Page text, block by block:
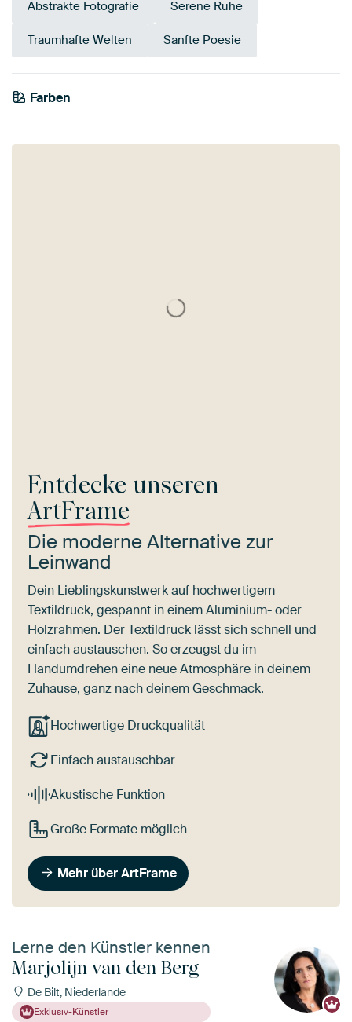
Abstrakte Fotografie Serene Ruhe
Traumhafte Welten Sanfte Poesie
Farben
Early Dew
Bronze
Teal
Entdecke unseren
ArtFrame
Die moderne Alternative zur
Leinwand
Dein Lieblingskunstwerk auf hochwertigem
Textildruck, gespannt in einem Aluminium- oder
Holzrahmen. Der Textildruck lässt sich schnell und
einfach austauschen. So erzeugst du im
Handumdrehen eine neue Atmosphäre in deinem
Zuhause, ganz nach deinem Geschmack.
Hochwertige Druckqualität
Einfach austauschbar
Akustische Funktion
Große Formate möglich
Mehr über ArtFrame
Lerne den Künstler kennen
Marjolijn van den Berg
De Bilt, Niederlande
Exklusiv-Künstler